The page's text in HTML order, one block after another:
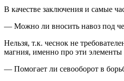
В качестве заключения и самые
— Можно ли вносить навоз под
Нельзя, т.к. чеснок не
магния, именно про эти элементы
— Помогает ли севооборот в